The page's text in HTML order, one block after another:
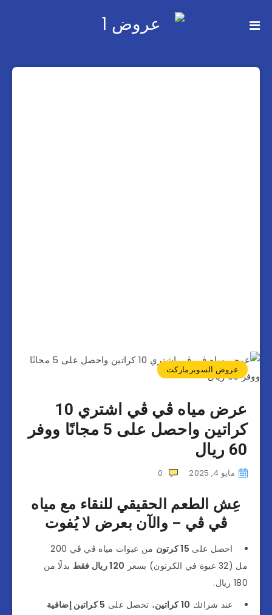
عروض السوبرماركت
عرض مياه ڤي ڤي اشتري 10
كراتين واحصل على 5 مجانًا ووفر
60 ريال
مايو 4, 2025 0
عِش الطعم الحقيقي للنقاء مع مياه
ڤي ڤي – والآن بعرض لا يُفوت
احصل على 15 كرتون
من عبوات مياه ڤي ڤي 200
مل (32 عبوة في الكرتون) بسعر
120 ريال فقط
بدلًا من
180 ريال.
عند شرائك 10 كراتين ، تحصل على
5 كراتين إضافية